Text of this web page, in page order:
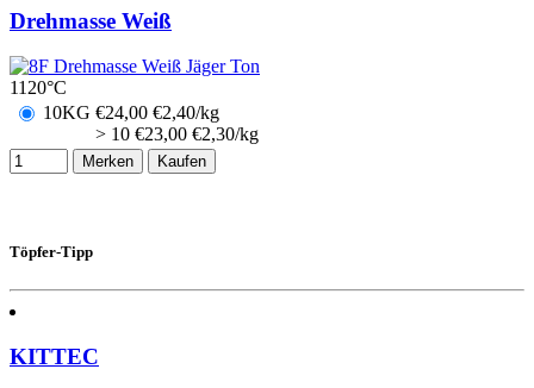
Drehmasse Weiß
1120°C
10KG €24,00 €2,40/kg
> 10 €23,00 €2,30/kg
Merken Kaufen
Töpfer-Tipp
KITTEC